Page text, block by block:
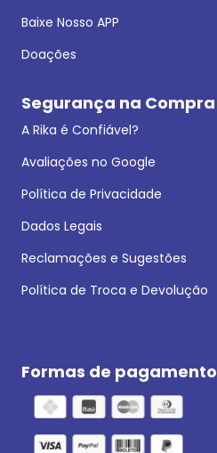
Baixe Nosso APP
Doações
Segurança na Compra
A Rika é Confiável?
Avaliações no Google
Política de Privacidade
Dados Legais
Reclamações e Sugestões
Política de Troca e Devolução
Formas de pagamento